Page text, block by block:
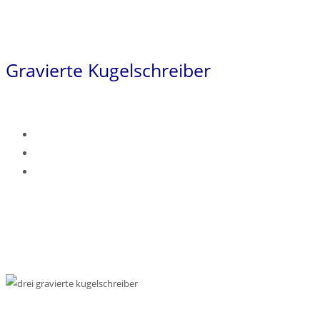
Gravierte Kugelschreiber